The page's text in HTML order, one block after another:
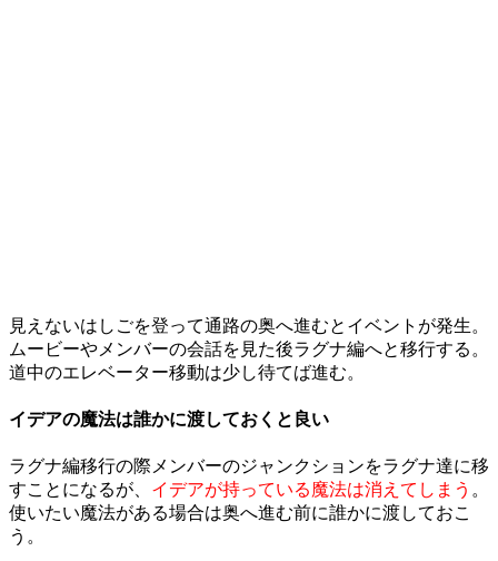
見えないはしごを登って通路の奥へ進むとイベントが発生。
ムービーやメンバーの会話を見た後ラグナ編へと移行する。
道中のエレベーター移動は少し待てば進む。
イデアの魔法は誰かに渡しておくと良い
ラグナ編移行の際メンバーのジャンクションをラグナ達に移
すことになるが、 イデアが持っている魔法は消えてしまう 。
使いたい魔法がある場合は奥へ進む前に誰かに渡しておこ
う。